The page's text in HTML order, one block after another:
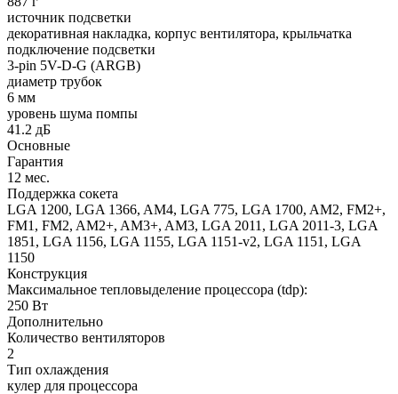
источник подсветки
декоративная накладка, корпус вентилятора, крыльчатка
подключение подсветки
3-pin 5V-D-G (ARGB)
диаметр трубок
6 мм
уровень шума помпы
41.2 дБ
Основные
Гарантия
12 мес.
Поддержка сокета
LGA 1200, LGA 1366, AM4, LGA 775, LGA 1700, AM2, FM2+,
FM1, FM2, AM2+, AM3+, AM3, LGA 2011, LGA 2011-3, LGA
1851, LGA 1156, LGA 1155, LGA 1151-v2, LGA 1151, LGA
1150
Конструкция
Максимальное тепловыделение процессора (tdp):
250 Вт
Дополнительно
Количество вентиляторов
2
Тип охлаждения
кулер для процессора